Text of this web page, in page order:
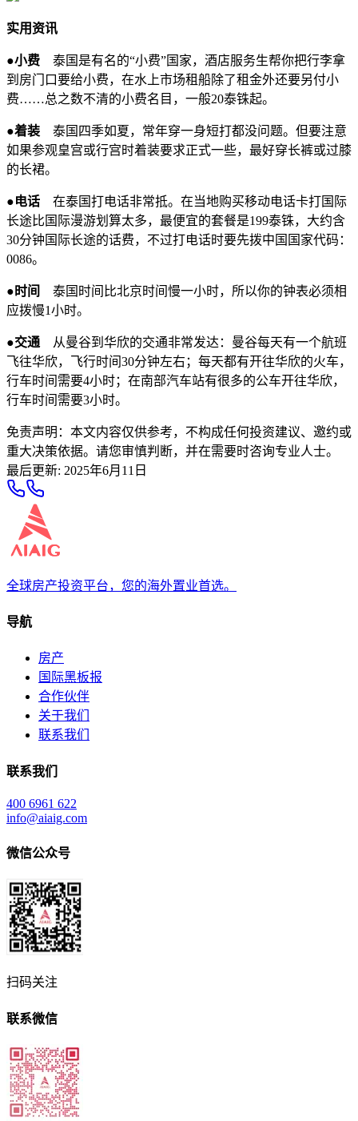
实用资讯
●小费 泰国是有名的“小费”国家，酒店服务生帮你把行李拿
到房门口要给小费，在水上市场租船除了租金外还要另付小
费……总之数不清的小费名目，一般20泰铢起。
●着装 泰国四季如夏，常年穿一身短打都没问题。但要注意
如果参观皇宫或行宫时着装要求正式一些，最好穿长裤或过膝
的长裙。
●电话 在泰国打电话非常抵。在当地购买移动电话卡打国际
长途比国际漫游划算太多，最便宜的套餐是199泰铢，大约含
30分钟国际长途的话费，不过打电话时要先拨中国国家代码：
0086。
●时间
泰国时间比北京时间慢一小时，所以你的钟表必须相
应拨慢1小时。
●交通 从曼谷到华欣的交通非常发达：曼谷每天有一个航班
飞往华欣，飞行时间30分钟左右；每天都有开往华欣的火车，
行车时间需要4小时；在南部汽车站有很多的公车开往华欣，
行车时间需要3小时。
免责声明：本文内容仅供参考，不构成任何投资建议、邀约或
重大决策依据。请您审慎判断，并在需要时咨询专业人士。
最后更新: 2025年6月11日
全球房产投资平台，您的海外置业首选。
导航
房产
国际黑板报
合作伙伴
关于我们
联系我们
联系我们
400 6961 622
info@aiaig.com
微信公众号
扫码关注
联系微信